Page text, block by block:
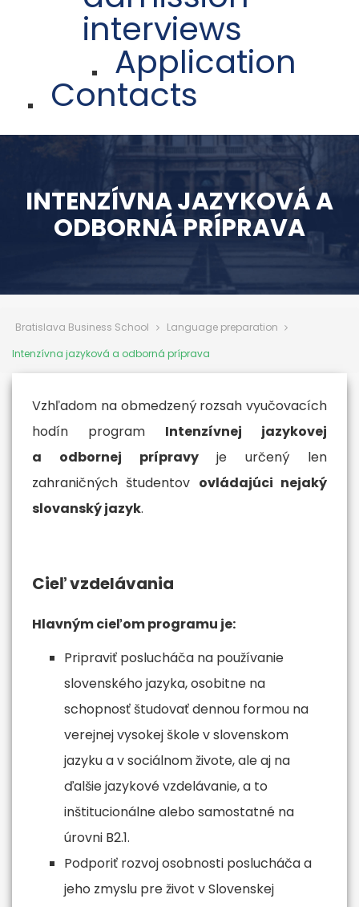
interviews
Application
Contacts
INTENZÍVNA JAZYKOVÁ A
ODBORNÁ PRÍPRAVA
Bratislava Business School
Language preparation
Intenzívna jazyková a odborná príprava
Vzhľadom na obmedzený rozsah vyučovacích
hodín program Intenzívnej jazykovej
a odbornej prípravyje určený len
zahraničných študentov ovládajúci nejaký
slovanský jazyk.
Cieľ vzdelávania
Hlavným cieľom programu je:
Pripraviť poslucháča na používanie
slovenského jazyka, osobitne na
schopnosť študovať dennou formou na
verejnej vysokej škole v slovenskom
jazyku a v sociálnom živote, ale aj na
ďalšie jazykové vzdelávanie, a to
inštitucionálne alebo samostatné na
úrovni B2.1.
Podporiť rozvoj osobnosti poslucháča a
jeho zmyslu pre život v Slovenskej